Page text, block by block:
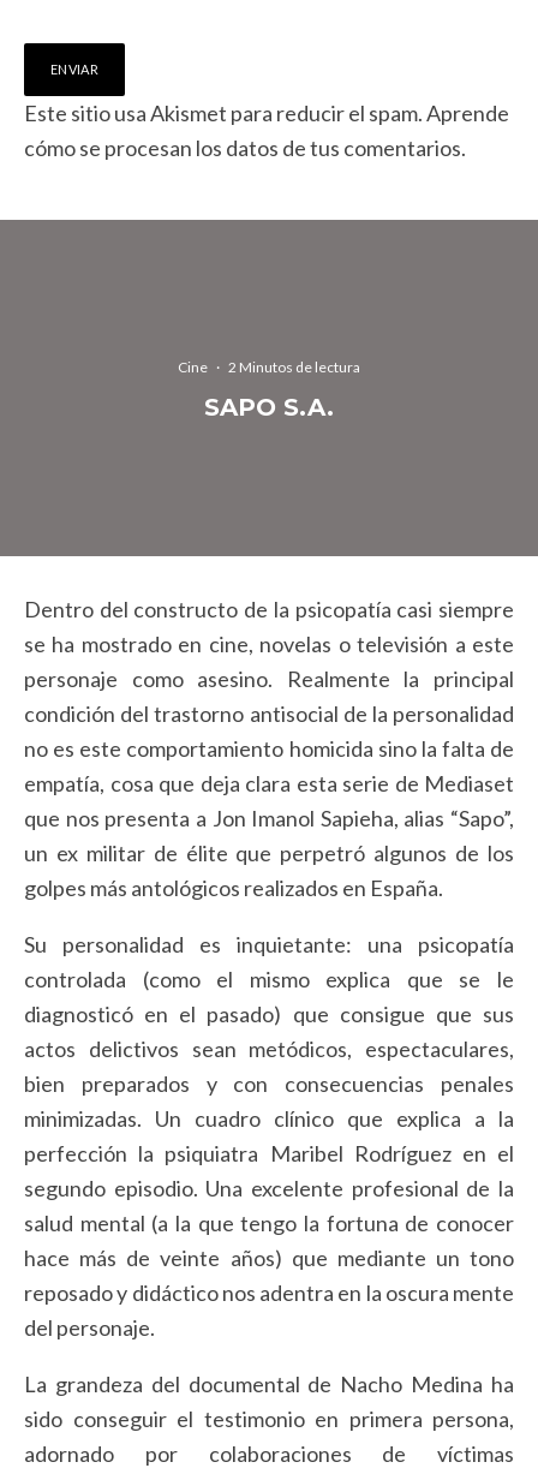
Este sitio usa Akismet para reducir el spam.Aprende
cómo se procesan los datos de tus comentarios.
Cine · 2 Minutos de lectura
SAPO S.A.
Dentro del constructo de la psicopatía casi siempre
se ha mostrado en cine, novelas o televisión a este
personaje como asesino. Realmente la principal
condición del trastorno antisocial de la personalidad
no es este comportamiento homicida sino la falta de
empatía, cosa que deja clara esta serie de Mediaset
que nos presenta a Jon Imanol Sapieha, alias “Sapo”,
un ex militar de élite que perpetró algunos de los
golpes más antológicos realizados en España.
Su personalidad es inquietante: una psicopatía
controlada (como el mismo explica que se le
diagnosticó en el pasado) que consigue que sus
actos delictivos sean metódicos, espectaculares,
bien preparados y con consecuencias penales
minimizadas. Un cuadro clínico que explica a la
perfección la psiquiatra Maribel Rodríguez en el
segundo episodio. Una excelente profesional de la
salud mental (a la que tengo la fortuna de conocer
hace más de veinte años) que mediante un tono
reposado y didáctico nos adentra en la oscura mente
del personaje.
La grandeza del documental de Nacho Medina ha
sido conseguir el testimonio en primera persona,
adornado por colaboraciones de víctimas